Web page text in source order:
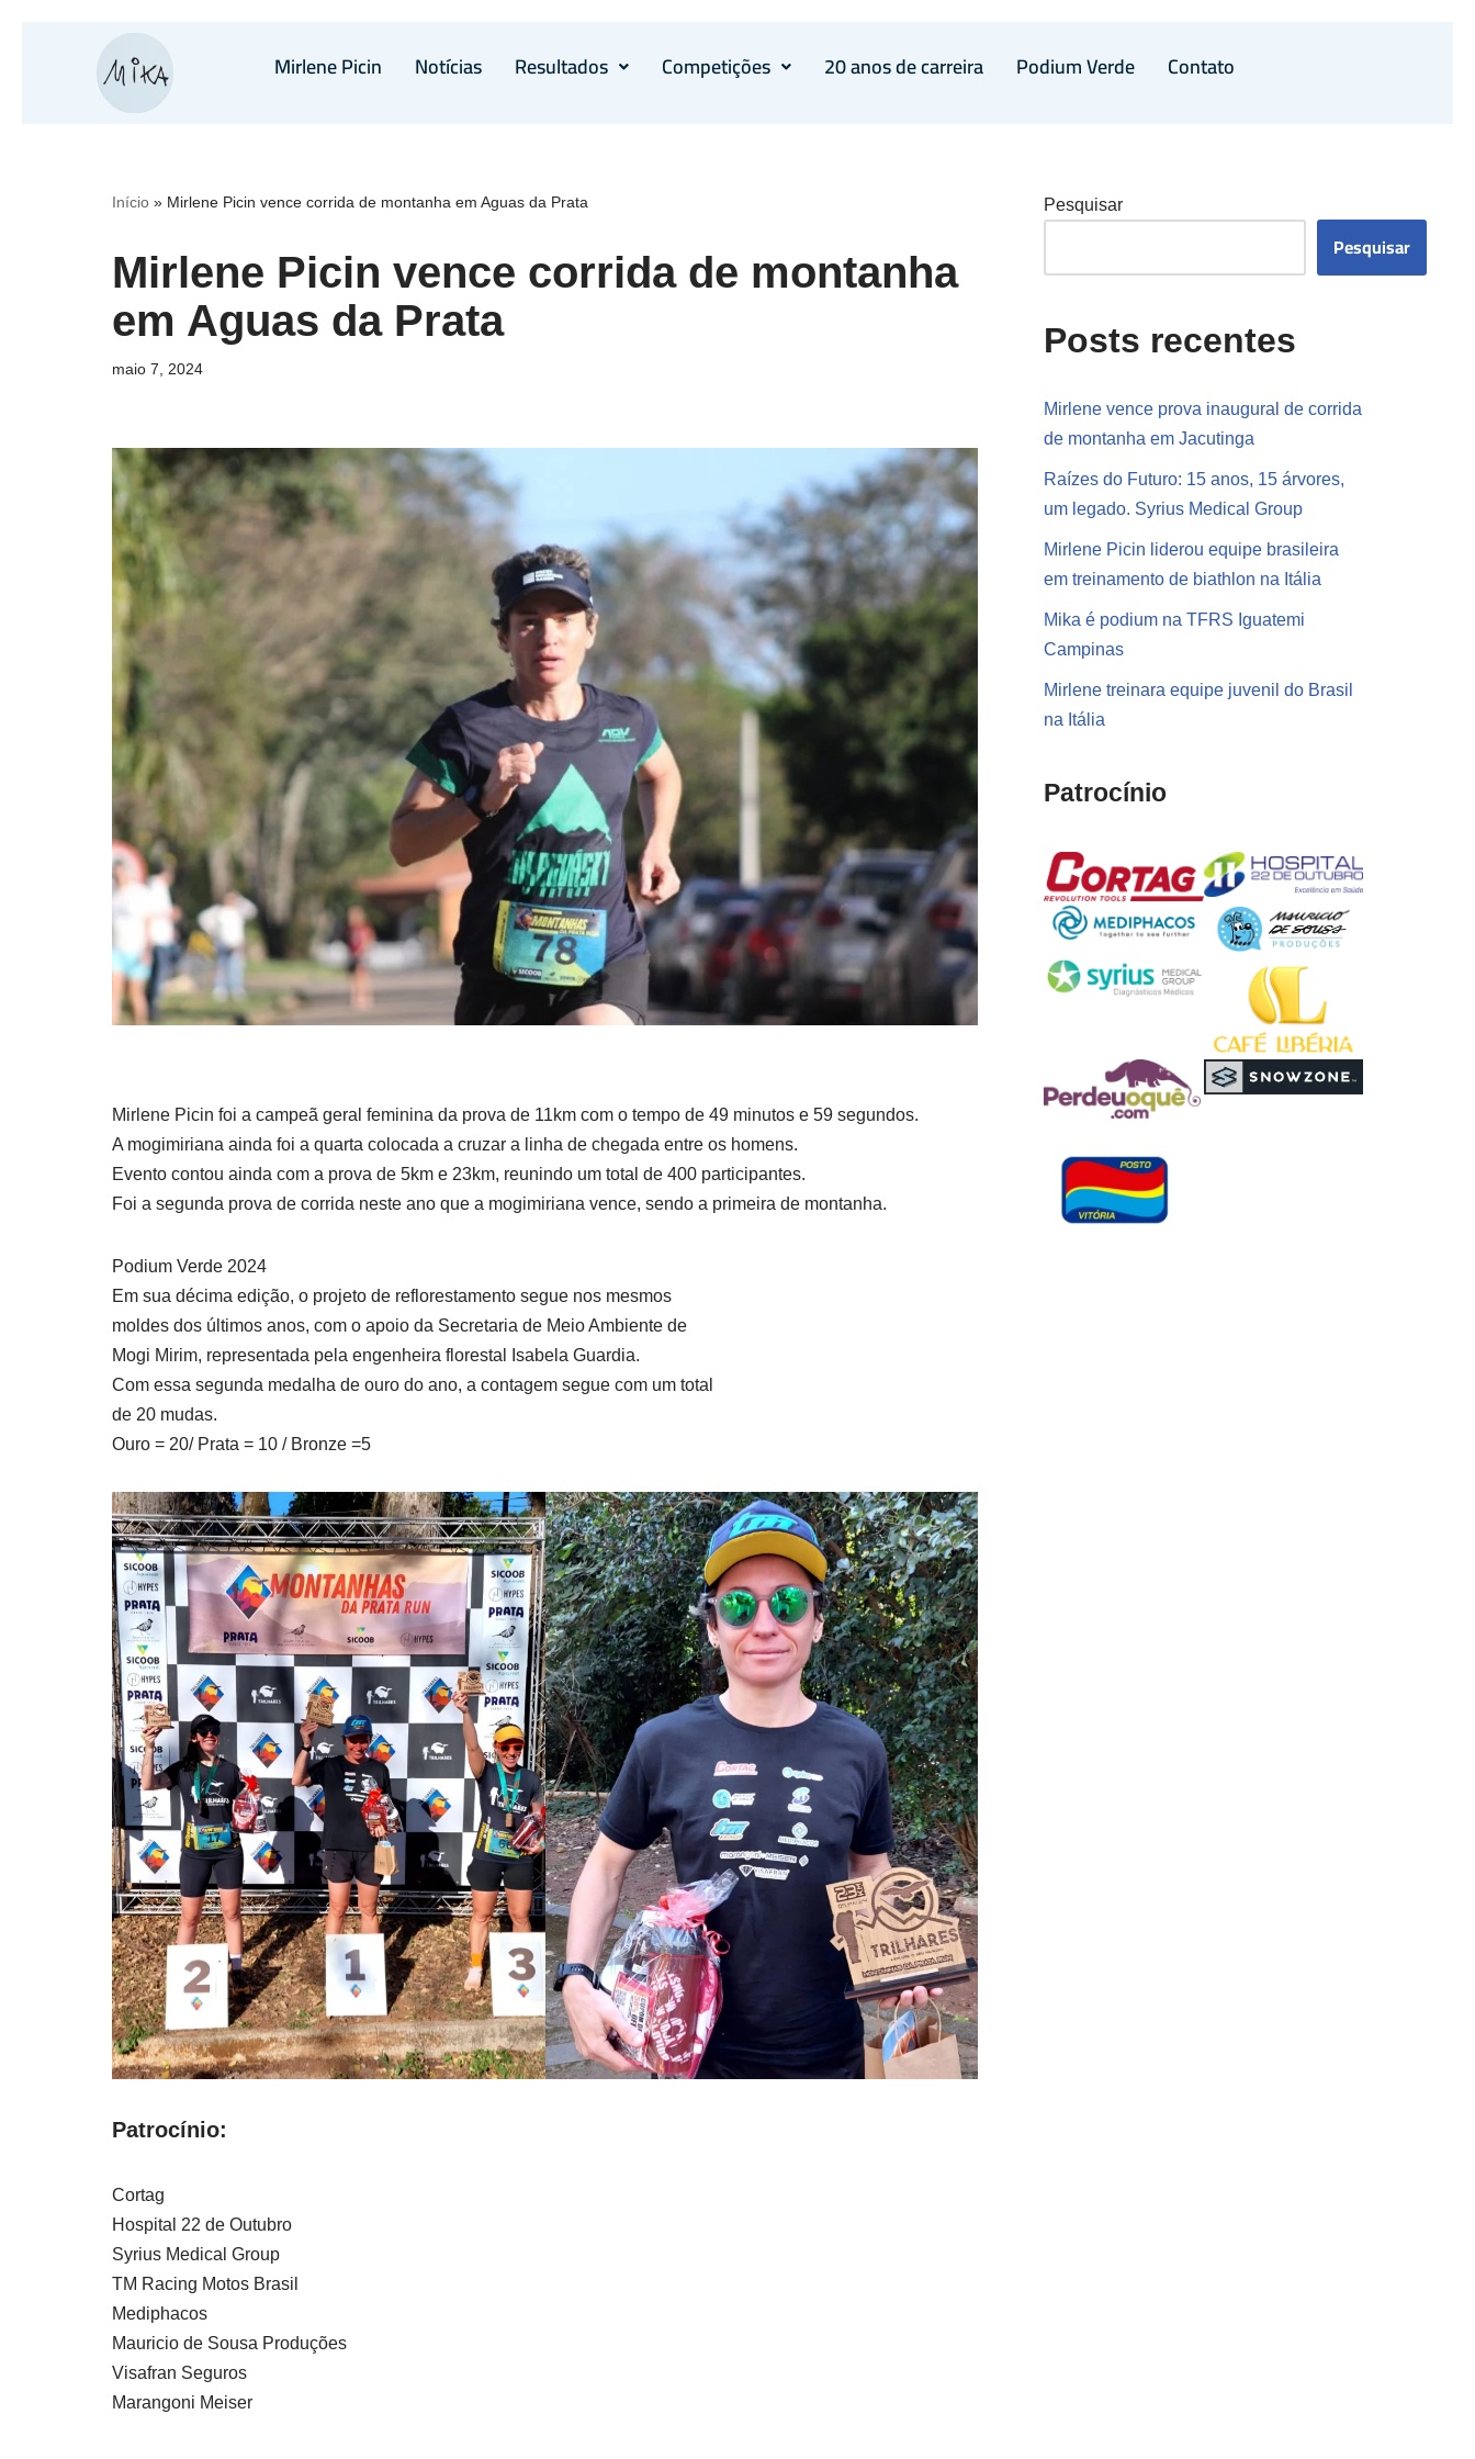
Mirlene Picin Notícias Resultados Competições 20 anos de carreira Podium Verde Contato
Início » Mirlene Picin vence corrida de montanha em Aguas da Prata
Mirlene Picin vence corrida de montanha
em Aguas da Prata
maio 7, 2024
Mirlene Picin foi a campeã geral feminina da prova de 11km com o tempo de 49 minutos e 59 segundos.
A mogimiriana ainda foi a quarta colocada a cruzar a linha de chegada entre os homens.
Evento contou ainda com a prova de 5km e 23km, reunindo um total de 400 participantes.
Foi a segunda prova de corrida neste ano que a mogimiriana vence, sendo a primeira de montanha.
Podium Verde 2024
Em sua décima edição, o projeto de reflorestamento segue nos mesmos
moldes dos últimos anos, com o apoio da Secretaria de Meio Ambiente de
Mogi Mirim, representada pela engenheira florestal Isabela Guardia.
Com essa segunda medalha de ouro do ano, a contagem segue com um total
de 20 mudas.
Ouro = 20/ Prata = 10 / Bronze =5
Patrocínio:
Cortag
Hospital 22 de Outubro
Syrius Medical Group
TM Racing Motos Brasil
Mediphacos
Mauricio de Sousa Produções
Visafran Seguros
Marangoni Meiser
Pesquisar
Pesquisar
Posts recentes
Mirlene vence prova inaugural de corrida
de montanha em Jacutinga
Raízes do Futuro: 15 anos, 15 árvores,
um legado. Syrius Medical Group
Mirlene Picin liderou equipe brasileira
em treinamento de biathlon na Itália
Mika é podium na TFRS Iguatemi
Campinas
Mirlene treinara equipe juvenil do Brasil
na Itália
Patrocínio